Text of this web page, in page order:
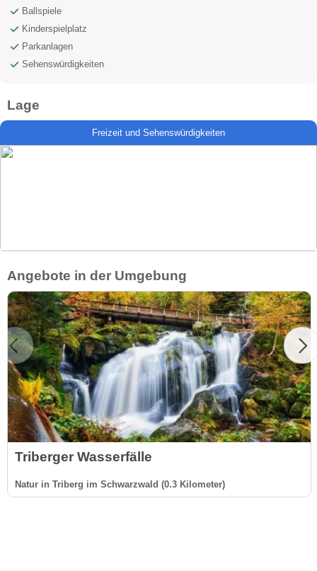
Ballspiele
Kinderspielplatz
Parkanlagen
Sehenswürdigkeiten
Lage
Freizeit und Sehenswürdigkeiten
Angebote in der Umgebung
Triberger Wasserfälle
Natur in Triberg im Schwarzwald (0.3 Kilometer)